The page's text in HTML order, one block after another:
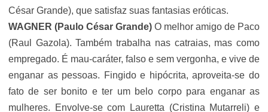
César Grande), que satisfaz suas fantasias eróticas.
WAGNER (Paulo César Grande) O melhor amigo de Paco
(Raul Gazola). Também trabalha nas catraias, mas como
empregado. É mau-caráter, falso e sem vergonha, e vive de
enganar as pessoas. Fingido e hipócrita, aproveita-se do
fato de ser bonito e ter um belo corpo para enganar as
mulheres. Envolve-se com Lauretta (Cristina Mutarreli) e